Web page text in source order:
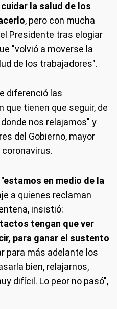
la salud de los
, pero con mucha
Presidente tras elogiar
"volvió a moverse la
de los trabajadores".
diferenció las
que tienen que seguir, de
nos relajamos" y
del Gobierno, mayor
"estamos en medio de la
a quienes reclaman
insistió:
tengan que ver
para ganar el sustento
para más adelante los
bien, relajarnos,
difícil. Lo peor no pasó",